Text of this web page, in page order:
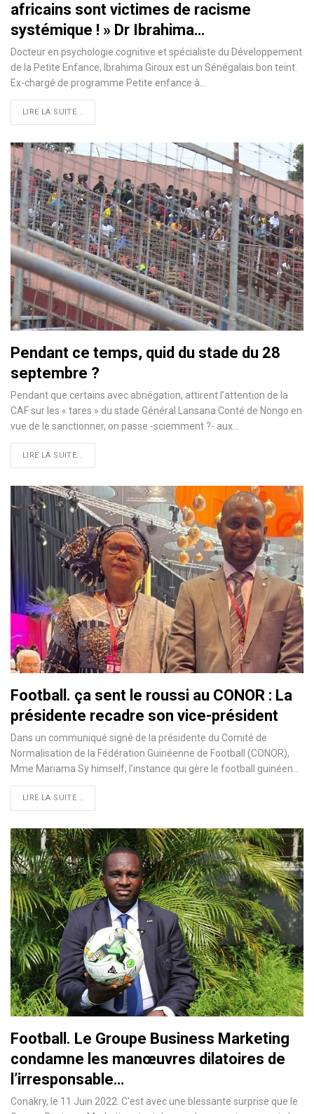
africains sont victimes de racisme
systémique ! » Dr Ibrahima…
Docteur en psychologie cognitive et spécialiste du Développement
de la Petite Enfance, Ibrahima Giroux est un Sénégalais bon teint.
Ex-chargé de programme Petite enfance à…
LIRE LA SUITE...
Pendant ce temps, quid du stade du 28
septembre ?
Pendant que certains avec abnégation, attirent l’attention de la
CAF sur les « tares » du stade Général Lansana Conté de Nongo en
vue de le sanctionner, on passe -sciemment ?- aux…
LIRE LA SUITE...
Football. ça sent le roussi au CONOR : La
présidente recadre son vice-président
Dans un communiqué signé de la présidente du Comité de
Normalisation de la Fédération Guinéenne de Football (CONOR),
Mme Mariama Sy himself, l’instance qui gère le football guinéen…
LIRE LA SUITE...
Football. Le Groupe Business Marketing
condamne les manœuvres dilatoires de
l’irresponsable…
Conakry, le 11 Juin 2022. C'est avec une blessante surprise que le